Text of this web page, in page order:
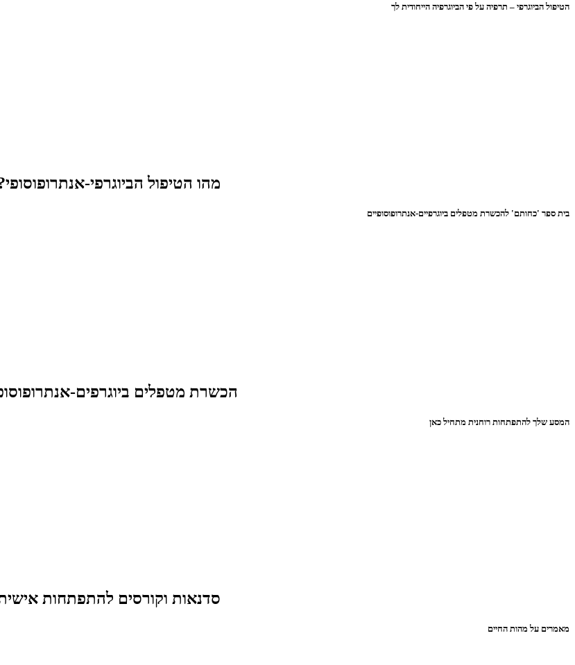
הטיפול הביוגרפי – תרפיה על פי הביוגרפיה הייחודית לך
מהו הטיפול הביוגרפי-
בית ספר 'כחותם' להכשרת מטפלים ביוגרפיים-אנתרופוסופיים
הכשרת מטפלים ביוגרפים-
המסע שלך להתפתחות רוחנית מתחיל כאן
סדנאות וקורסים להתפתחות
מאמרים על מהות החיים